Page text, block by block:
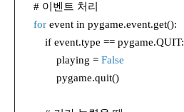
# 이벤트 처리
for event in pygame.event.get():
if event.type == pygame.QUIT:
playing = False
pygame.quit()